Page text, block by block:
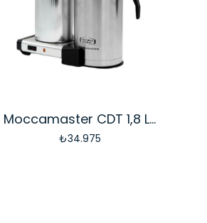
Moccamaster CDT 1,8 Litre Termoslu Filtre Kahve Makinesi
₺34.975